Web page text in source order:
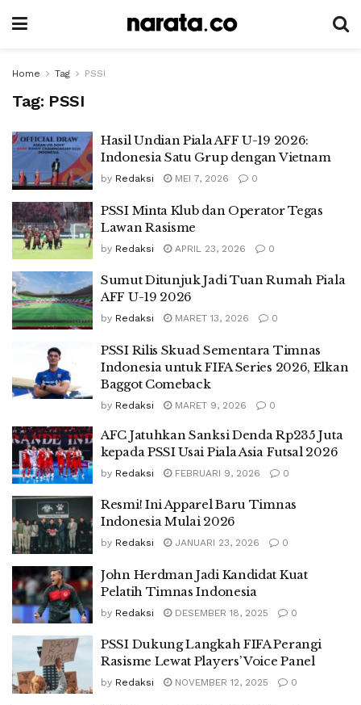
Home Tag PSSI
Tag: PSSI
Hasil Undian Piala AFF U-19 2026:
Indonesia Satu Grup dengan Vietnam
by Redaksi MEI 7, 2026 0
PSSI Minta Klub dan Operator Tegas
Lawan Rasisme
by Redaksi APRIL 23, 2026 0
Sumut Ditunjuk Jadi Tuan Rumah Piala
AFF U-19 2026
by Redaksi MARET 13, 2026 0
PSSI Rilis Skuad Sementara Timnas
Indonesia untuk FIFA Series 2026, Elkan
Baggot Comeback
by Redaksi MARET 9, 2026 0
AFC Jatuhkan Sanksi Denda Rp235 Juta
kepada PSSI Usai Piala Asia Futsal 2026
by Redaksi FEBRUARI 9, 2026 0
Resmi! Ini Apparel Baru Timnas
Indonesia Mulai 2026
by Redaksi JANUARI 23, 2026 0
John Herdman Jadi Kandidat Kuat
Pelatih Timnas Indonesia
by Redaksi DESEMBER 18, 2025 0
PSSI Dukung Langkah FIFA Perangi
Rasisme Lewat Players’ Voice Panel
by Redaksi NOVEMBER 12, 2025 0